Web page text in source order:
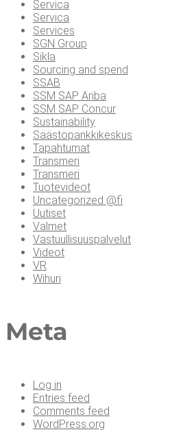
Servica
Servica
Services
SGN Group
Sikla
Sourcing and spend
SSAB
SSM SAP Ariba
SSM SAP Concur
Sustainability
Säästöpankkikeskus
Tapahtumat
Transmeri
Transmeri
Tuotevideot
Uncategorized @fi
Uutiset
Valmet
Vastuullisuuspalvelut
Videot
VR
Wihuri
Meta
Log in
Entries feed
Comments feed
WordPress.org